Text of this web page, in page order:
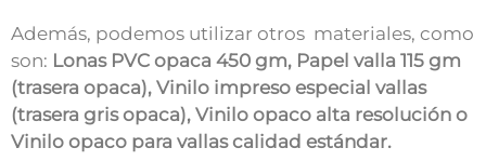
Además, podemos utilizar otros materiales, como
son: Lonas PVC opaca 450 gm, Papel valla 115 gm
(trasera opaca), Vinilo impreso especial vallas
(trasera gris opaca), Vinilo opaco alta resolución o
Vinilo opaco para vallas calidad estándar.